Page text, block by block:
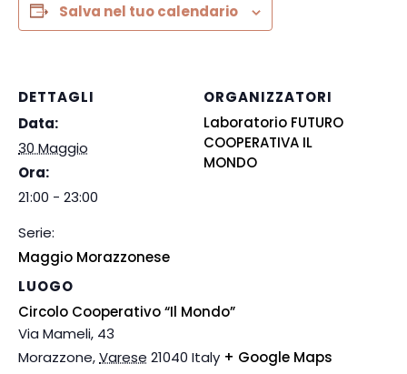
Salva nel tuo calendario
DETTAGLI
Data:
30 Maggio
Ora:
21:00 - 23:00
Serie:
Maggio Morazzonese
LUOGO
Circolo Cooperativo “Il Mondo”
Via Mameli, 43
Morazzone,Varese 21040 Italy + Google Maps
ORGANIZZATORI
Laboratorio FUTURO
COOPERATIVA IL
MONDO